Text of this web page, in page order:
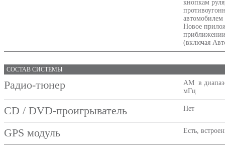
кнопкам
автомобилем
Новое
(включая
СОСТАВ СИСТЕМЫ
Радио-тюнер
AM в
мГц
CD / DVD-проигрыватель Нет
GPS модуль Есть,